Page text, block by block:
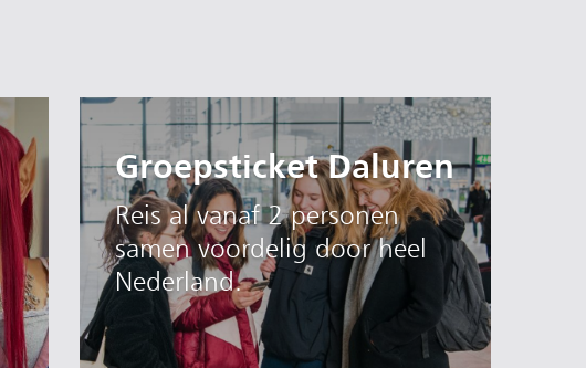
Groepsticket Daluren
Reis al vanaf 2 personen
samen voordelig door heel
Nederland.